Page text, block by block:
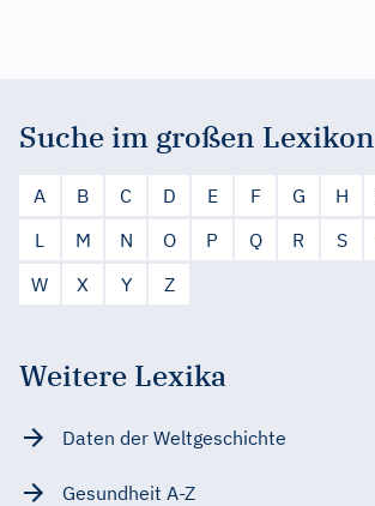
Suche im großen Lexikon
A B C D E F G H
L
M N O P Q R S
W
X Y Z
Weitere Lexika
Daten der Weltgeschichte
Gesundheit A-Z